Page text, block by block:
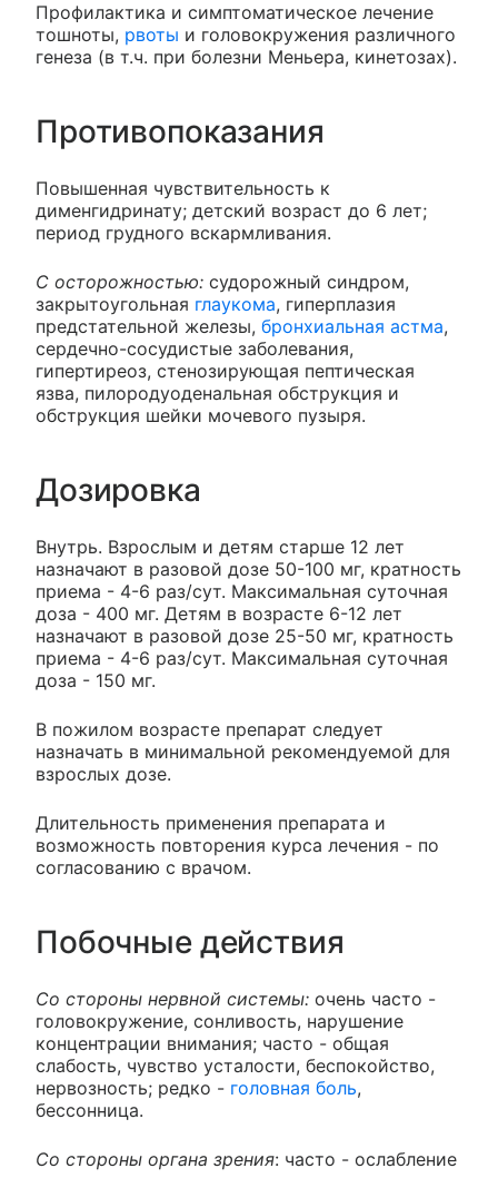
Профилактика и симптоматическое лечение
тошноты, рвоты и головокружения различного
генеза (в т.ч. при болезни Меньера, кинетозах).
Противопоказания
Повышенная чувствительность к
дименгидринату; детский возраст до 6 лет;
период грудного вскармливания.
С осторожностью: судорожный синдром,
закрытоугольная глаукома, гиперплазия
предстательной железы, бронхиальная астма,
сердечно-сосудистые заболевания,
гипертиреоз, стенозирующая пептическая
язва, пилородуоденальная обструкция и
обструкция шейки мочевого пузыря.
Дозировка
Внутрь. Взрослым и детям старше 12 лет
назначают в разовой дозе 50-100 мг, кратность
приема - 4-6 раз/сут. Максимальная суточная
доза - 400 мг. Детям в возрасте 6-12 лет
назначают в разовой дозе 25-50 мг, кратность
приема - 4-6 раз/сут. Максимальная суточная
доза - 150 мг.
В пожилом возрасте препарат следует
назначать в минимальной рекомендуемой для
взрослых дозе.
Длительность применения препарата и
возможность повторения курса лечения - по
согласованию с врачом.
Побочные действия
Со стороны нервной системы: очень часто -
головокружение, сонливость, нарушение
концентрации внимания; часто - общая
слабость, чувство усталости, беспокойство,
нервозность; редко - головная боль,
бессонница.
Со стороны органа зрения: часто - ослабление